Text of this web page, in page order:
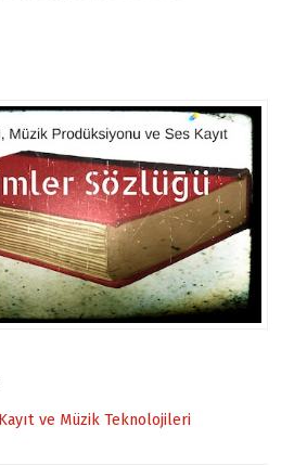
ve Müzik Teknolojileri